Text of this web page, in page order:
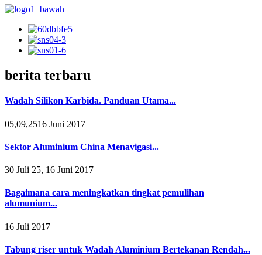
berita terbaru
Wadah Silikon Karbida. Panduan Utama...
05,09,2516 Juni 2017
Sektor Aluminium China Menavigasi...
30 Juli 25, 16 Juni 2017
Bagaimana cara meningkatkan tingkat pemulihan
alumunium...
16 Juli 2017
Tabung riser untuk Wadah Aluminium Bertekanan Rendah...